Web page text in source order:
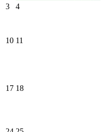
3 4
10 11
17 18